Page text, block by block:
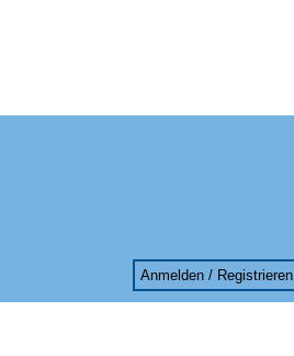
Anmelden / Registrieren